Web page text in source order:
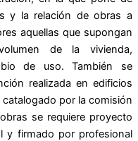
y la relación de obras a
aquellas que supongan
de la vivienda,
de uso. También se
realizada en edificios
por la comisión
se requiere proyecto
y firmado por profesional